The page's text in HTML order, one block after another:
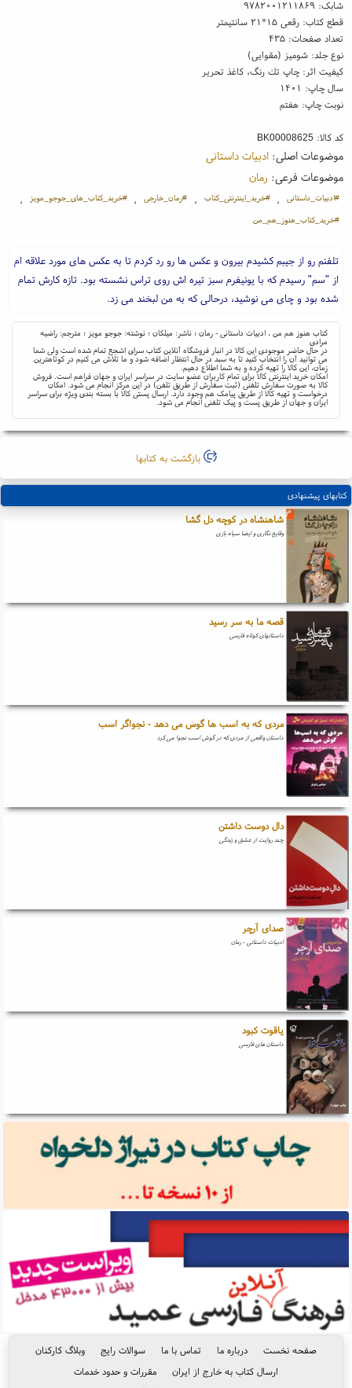
شابک: ۹۷۸۲۰۰۱۲۱۱۸۶۹
قطع کتاب: رقعی ۱۵*۲۱ سانتیمتر
تعداد صفحات: ۴۳۵
نوع جلد: شومیز (مقوایی)
کیفیت اثر: چاپ تك رنگ، کاغذ تحریر
سال چاپ: ۱۴۰۱
نوبت چاپ: هفتم
کد کالا:BK00008625
موضوعات اصلی:ادبیات داستانی
موضوعات فرعی: رمان
#ادبیات_داستانی ، #خرید_اینترنتی_کتاب ، #رمان_خارجی ، #خرید_کتاب_های_جوجو_مویز ،
#خرید_کتاب_هنوز_هم_من
تلفنم رو از جیبم کشیدم بیرون و عکس ها رو رد کردم تا به عکس های مورد علاقه ام
از "سم" رسیدم که با یونیفرم سبز تیره اش روی تراس نشسته بود. تازه کارش تمام
شده بود و چای می نوشید، درحالی که به من لبخند می زد.
کتاب هنوز هم من ، ادبیات داستانی - رمان ؛ ناشر: میلکان ؛ نوشته: جوجو مویز ؛ مترجم: راضیه
مرادی
در حال حاضر موجودی این کالا در انبار فروشگاه آنلاین کتاب سرای اشجع تمام شده است ولی شما
می توانید آن را انتخاب کنید تا به سبد در حال انتظار اضافه شود و ما تلاش می کنیم در کوتاهترین
زمان، این کالا را تهیه کرده و به شما اطلاع دهیم.
امکان خرید اینترنتی کالا برای تمام کاربران عضو سایت در سراسر ایران و جهان فراهم است. فروش
کالا به صورت سفارش تلفنی (ثبت سفارش از طریق تلفن) در این مرکز انجام می شود. امکان
درخواست و تهیه کالا از طریق پیامک هم وجود دارد. ارسال پستی کالا با بسته بندی ویژه برای سراسر
ایران و جهان از طریق پست و پیک تلفنی انجام می شود.
بازگشت به کتابها
کتابهای پیشنهادی
شاهنشاه در کوچه دل گشا
وقایع نگاری و ایضا سیاه بازی
قصه ما به سر رسید
داستانهای کوتاه فارسی
مردی که به اسب ها گوش می دهد - نجواگر اسب
داستان واقعی از مردی که در گوش اسب نجوا می کرد
دال دوست داشتن
چند روایت از عشق و زندگی
صدای آرچر
ادبیات داستانی - رمان
یاقوت کبود
داستان های فارسی
صفحه نخست درباره ما تماس با ما سوالات رایج
وبلاگ کارکنان
ارسال کتاب به خارج از ایران
مقررات و حدود خدمات